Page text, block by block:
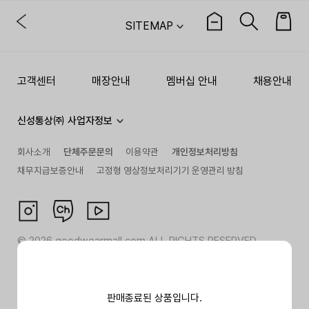
판매종료된 상품입니다.
SITEMAP
고객센터 매장안내 멤버십 안내 채용안내
신성통상㈜ 사업자정보
회사소개 단체주문문의 이용약관
개인정보처리방침
채무지급보증안내
고정형 영상정보처리기기 운영관리 방침
©2026goodwearmall.com ALL RIGHTS RESERVED